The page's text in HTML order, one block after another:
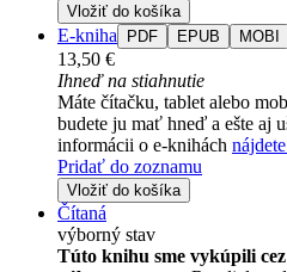
Vložiť do košíka
E-kniha PDF EPUB MOBI
13,50 €
Ihneď na stiahnutie
Máte čítačku, tablet alebo
budete ju mať hneď a ešte aj
informácii o e-knihách
Pridať do zoznamu
Vložiť do košíka
Čítaná
výborný stav
Túto knihu sme vykúpili cez